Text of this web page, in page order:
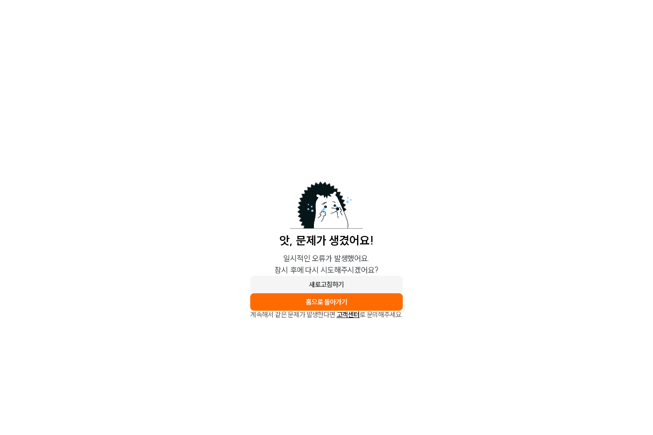
앗, 문제가 생겼어요!
일시적인 오류가 발생했어요.
잠시 후에 다시 시도해주시겠어요?
새로고침하기
홈으로 돌아가기
계속해서 같은 문제가 발생한다면 고객센터로 문의해주세요.